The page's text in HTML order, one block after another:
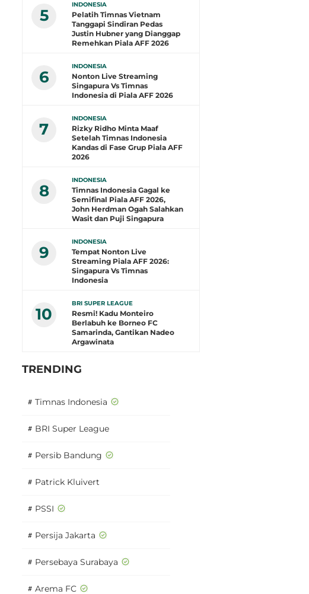
5
INDONESIA
Pelatih Timnas Vietnam
Tanggapi Sindiran Pedas
Justin Hubner yang Dianggap
Remehkan Piala AFF 2026
6
INDONESIA
Nonton Live Streaming
Singapura Vs Timnas
Indonesia di Piala AFF 2026
7
INDONESIA
Rizky Ridho Minta Maaf
Setelah Timnas Indonesia
Kandas di Fase Grup Piala AFF
2026
8
INDONESIA
Timnas Indonesia Gagal ke
Semifinal Piala AFF 2026,
John Herdman Ogah Salahkan
Wasit dan Puji Singapura
9
INDONESIA
Tempat Nonton Live
Streaming Piala AFF 2026:
Singapura Vs Timnas
Indonesia
10
BRI SUPER LEAGUE
Resmi! Kadu Monteiro
Berlabuh ke Borneo FC
Samarinda, Gantikan Nadeo
Argawinata
TRENDING
# Timnas Indonesia
# BRI Super League
# Persib Bandung
# Patrick Kluivert
# PSSI
# Persija Jakarta
# Persebaya Surabaya
# Arema FC